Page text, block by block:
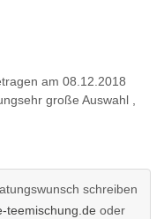
am 08.12.2018
große Auswahl ,
schreiben
teemischung.de oder